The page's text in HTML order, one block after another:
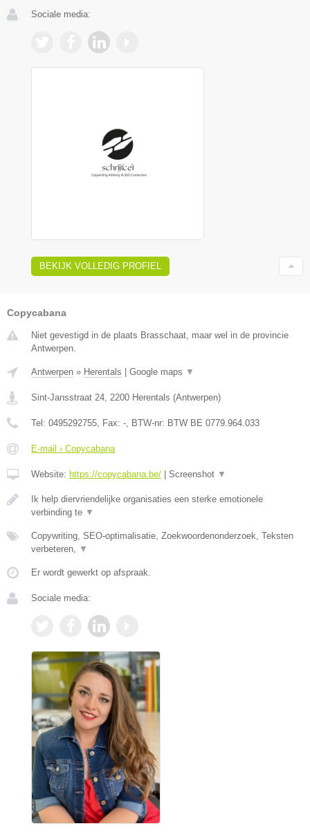
Sociale media:
BEKIJK VOLLEDIG PROFIEL
Copycabana
Niet gevestigd in de plaats Brasschaat, maar wel in de provincie
Antwerpen.
Antwerpen » Herentals Google maps ▼
Sint-Jansstraat 24, 2200 Herentals (Antwerpen)
Tel: 0495292755, Fax: -, BTW-nr: BTW BE 0779.964.033
E-mail › Copycabana
Website: https://copycabana.be/ Screenshot ▼
Ik help diervriendelijke organisaties een sterke emotionele
verbinding te ▼
Copywriting, SEO-optimalisatie, Zoekwoordenonderzoek, Teksten
verbeteren, ▼
Er wordt gewerkt op afspraak.
Sociale media: